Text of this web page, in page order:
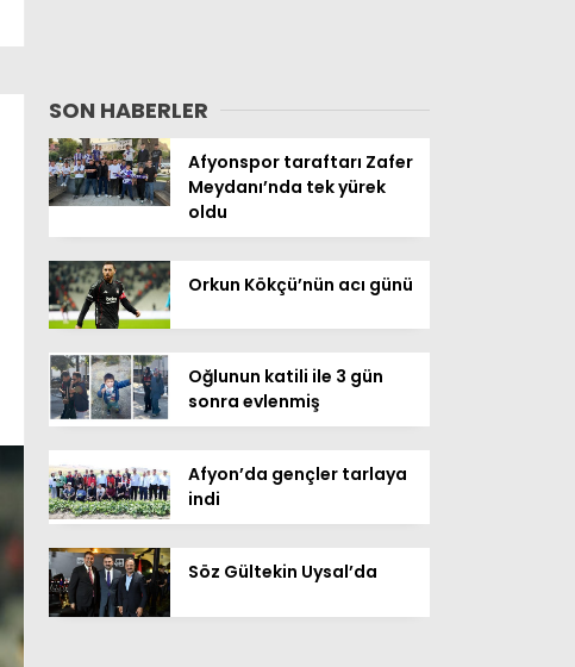
SON HABERLER
Afyonspor taraftarı Zafer
Meydanı’nda tek yürek
oldu
Orkun Kökçü’nün acı günü
Oğlunun katili ile 3 gün
sonra evlenmiş
Afyon’da gençler tarlaya
indi
Söz Gültekin Uysal’da